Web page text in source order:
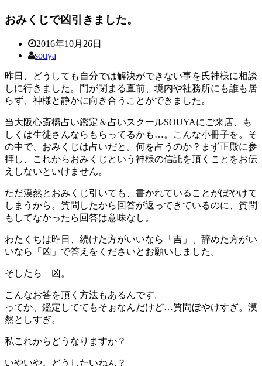
おみくじで凶引きました。
2016年10月26日
souya
昨日、どうしても自分では解決ができない事を氏神様に相談
しに行きました。門が閉まる直前、境内や社務所にも誰も居
らず、神様と静かに向き合うことができました。
当大阪心斎橋占い鑑定＆占いスクールSOUYAにご来店、も
しくは生徒さんならもらってるかも…。こんな小冊子を。そ
の中で、おみくじは占いだと。何を占うのか？まず正殿に参
拝し、これからおみくじという神様の信託を頂くことをお伝
えしないといけません。
ただ漠然とおみくじ引いても、書かれていることがぼやけて
しまうから。質問したから回答が返ってきているのに、質問
もしてなかったら回答は意味なし。
わたくちは昨日、続けた方がいいなら「吉」、辞めた方がい
いなら「凶」で答えをくださいとお願いしました。
そしたら 凶。
こんなお答を頂く方法もあるんです。
ってか、鑑定しててもそぉなんだけど…質問ぼやけすぎ。漠
然としすぎ。
私これからどうなりますか？
いやいや。どうしたいねん？